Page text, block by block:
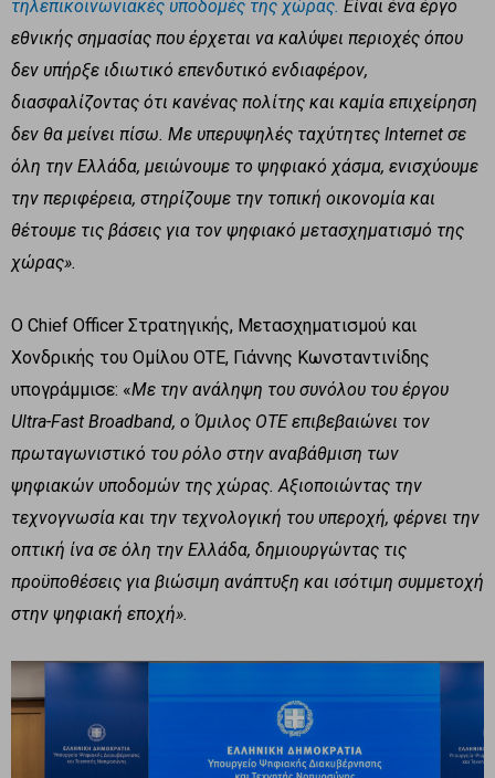
τηλεπικοινωνιακές υποδομές της χώρας. Είναι ένα έργο
εθνικής σημασίας που έρχεται να καλύψει περιοχές όπου
δεν υπήρξε ιδιωτικό επενδυτικό ενδιαφέρον,
διασφαλίζοντας ότι κανένας πολίτης και καμία επιχείρηση
δεν θα μείνει πίσω. Με υπερυψηλές ταχύτητες Internet σε
όλη την Ελλάδα, μειώνουμε το ψηφιακό χάσμα, ενισχύουμε
την περιφέρεια, στηρίζουμε την τοπική οικονομία και
θέτουμε τις βάσεις για τον ψηφιακό μετασχηματισμό της
χώρας».
Ο Chief Officer Στρατηγικής, Μετασχηματισμού και
Χονδρικής του Ομίλου ΟΤΕ, Γιάννης Κωνσταντινίδης
υπογράμμισε: «Με την ανάληψη του συνόλου του έργου
Ultra-Fast Broadband, ο Όμιλος ΟΤΕ επιβεβαιώνει τον
πρωταγωνιστικό του ρόλο στην αναβάθμιση των
ψηφιακών υποδομών της χώρας. Αξιοποιώντας την
τεχνογνωσία και την τεχνολογική του υπεροχή, φέρνει την
οπτική ίνα σε όλη την Ελλάδα, δημιουργώντας τις
προϋποθέσεις για βιώσιμη ανάπτυξη και ισότιμη συμμετοχή
στην ψηφιακή εποχή».